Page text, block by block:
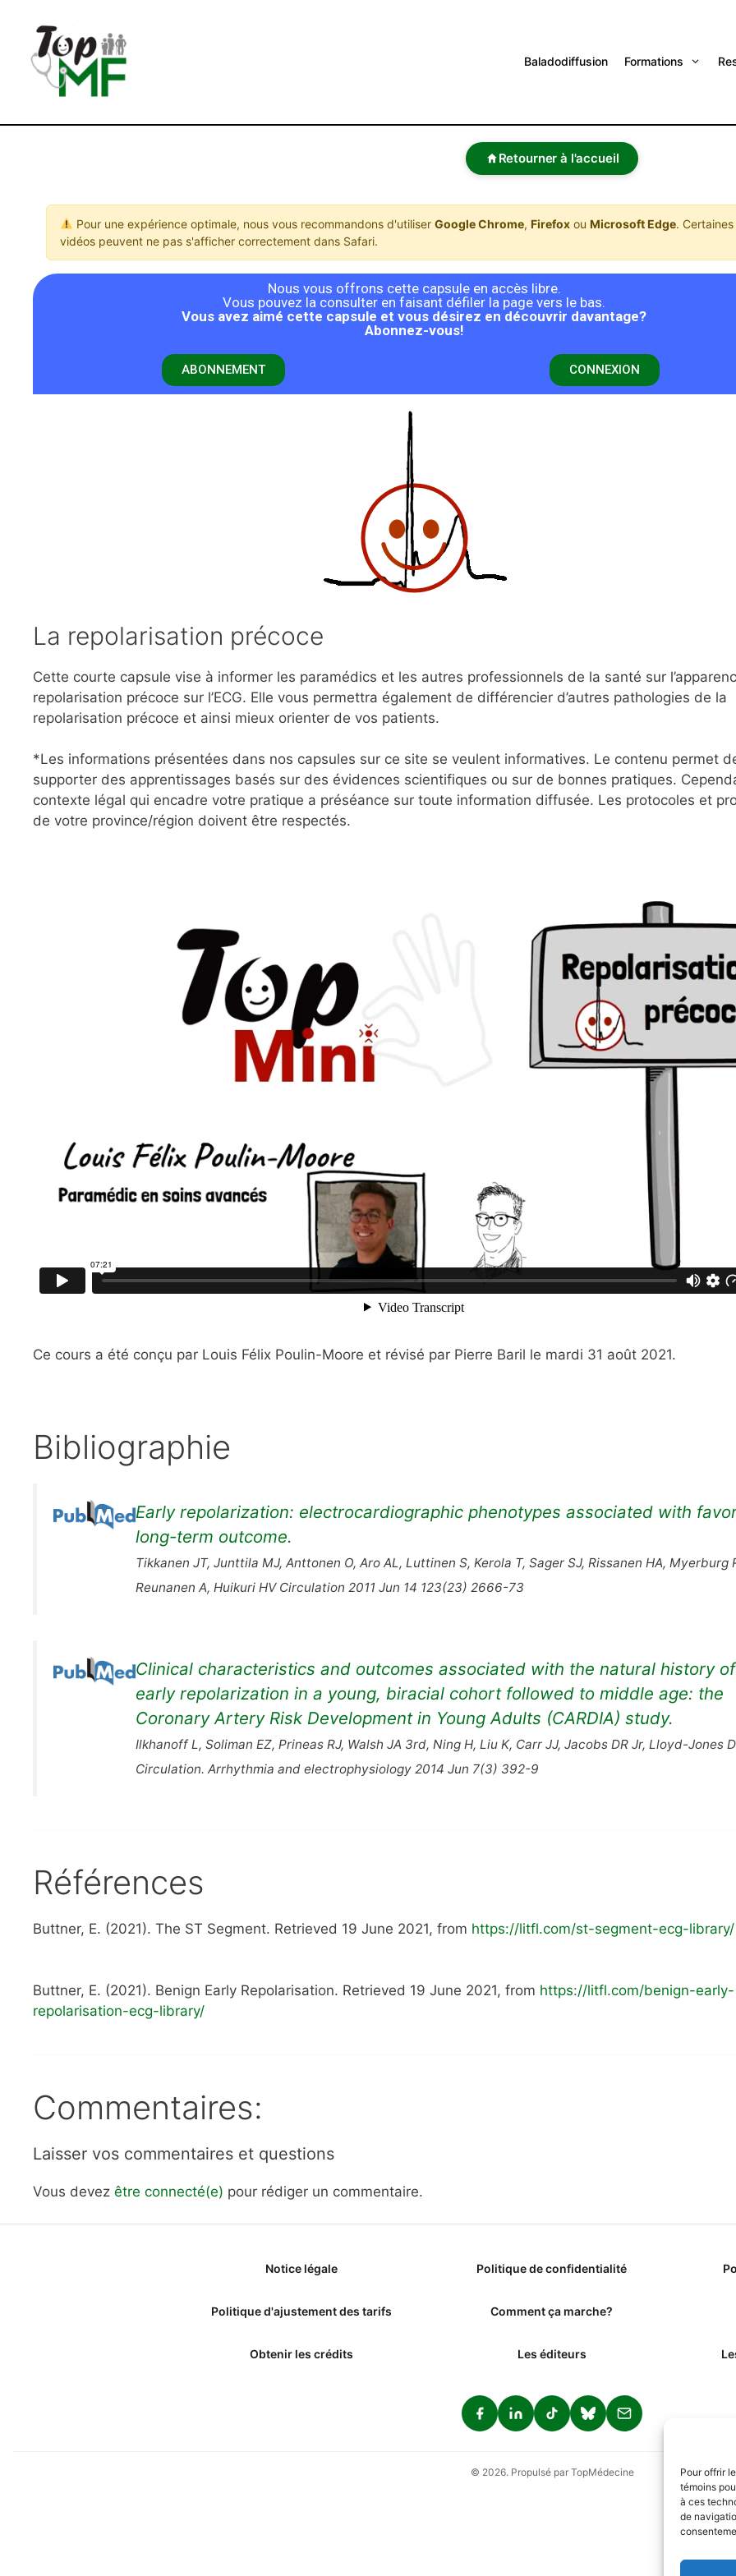
Pour offrir
témoins
à ces
de
Baladodiffusion Formations
Retourner à l'accueil
Pour une expérience optimale, nous vous recommandons d'utiliser Google Chrome, Firefoxou Microsoft Edge. Certaines
vidéos peuvent ne pas s'afficher correctement dans Safari.
Nous vous offrons cette capsule en accès libre.
Vous pouvez la consulter en faisant défiler la page vers le bas.
Vous avez aimé cette capsule et vous désirez en découvrir davantage?
Abonnez-vous!
ABONNEMENT CONNEXION
La repolarisation précoce
Cette courte capsule vise à informer les paramédics et les autres professionnels de la santé sur
repolarisation précoce sur l’ECG. Elle vous permettra également de différencier d’autres pathologies de la
repolarisation précoce et ainsi mieux orienter de vos patients.
*Les informations présentées dans nos capsules sur ce site se veulent informatives. Le contenu permet
supporter des apprentissages basés sur des évidences scientifiques ou sur de bonnes pratiques.
contexte légal qui encadre votre pratique a préséance sur toute information diffusée. Les protocoles et
de votre province/région doivent être respectés.
Ce cours a été conçu par Louis Félix Poulin-Moore et révisé par Pierre Baril le mardi 31 août 2021.
Bibliographie
Early repolarization: electrocardiographic phenotypes associated with
long-term outcome.
Tikkanen JT, Junttila MJ, Anttonen O, Aro AL, Luttinen S, Kerola T, Sager SJ, Rissanen HA, Myerburg
Reunanen A, Huikuri HV Circulation 2011 Jun 14 123(23) 2666-73
Clinical characteristics and outcomes associated with the natural history of
early repolarization in a young, biracial cohort followed to middle age: the
Coronary Artery Risk Development in Young Adults (CARDIA) study.
Ilkhanoff L, Soliman EZ, Prineas RJ, Walsh JA 3rd, Ning H, Liu K, Carr JJ, Jacobs DR Jr, Lloyd-Jones
Circulation. Arrhythmia and electrophysiology 2014 Jun 7(3) 392-9
Références
Buttner, E. (2021). The ST Segment. Retrieved 19 June 2021, from https://litfl.com/st-segment-ecg-library/
Buttner, E. (2021). Benign Early Repolarisation. Retrieved 19 June 2021, from https://litfl.com/benign-early-
repolarisation-ecg-library/
Commentaires:
Laisser vos commentaires et questions
Vous devez être connecté(e) pour rédiger un commentaire.
Notice légale Politique de confidentialité
Politique d'ajustement des tarifs Comment ça marche?
Obtenir les crédits Les éditeurs
© 2026. Propulsé par TopMédecine